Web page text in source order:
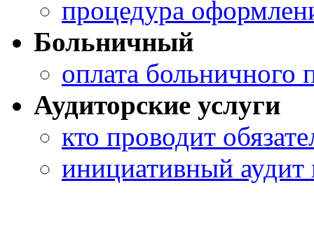
процедура
Больничный
оплата больничного
Аудиторские услуги
кто проводит
инициативный аудит